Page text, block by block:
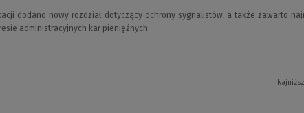
dodano nowy rozdział dotyczący ochrony sygnalistów, a także zawarto
administracyjnych kar pieniężnych.